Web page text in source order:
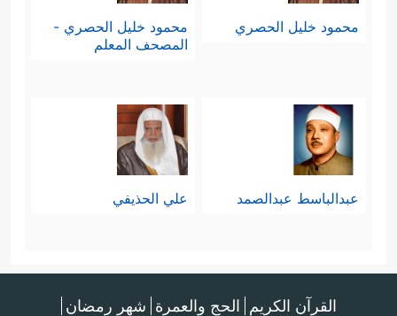
محمود خليل الحصري
محمود خليل الحصري -
المصحف المعلم
عبدالباسط عبدالصمد علي الحذيفي
القرآن الكريم الحج والعمرة شهر رمضان